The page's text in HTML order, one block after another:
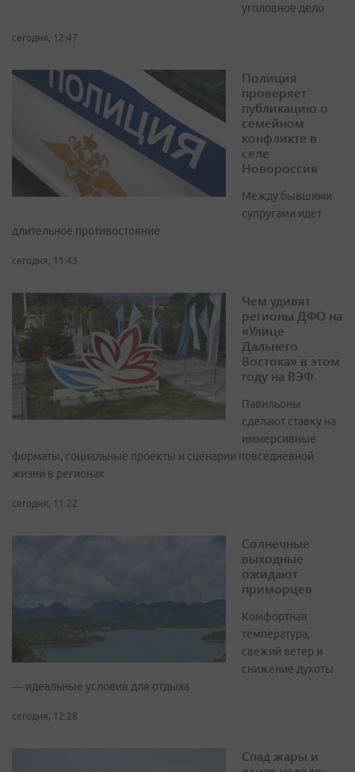
уголовное дело
сегодня, 12:47
Полиция
проверяет
публикацию о
семейном
конфликте в
селе
Новороссия
Между бывшими
супругами идет
длительное противостояние
сегодня, 11:43
Чем удивят
регионы ДФО на
«Улице
Дальнего
Востока» в этом
году на ВЭФ
Павильоны
сделают ставку на
иммерсивные
форматы, социальные проекты и сценарии повседневной
жизни в регионах
сегодня, 11:22
Солнечные
выходные
ожидают
приморцев
Комфортная
температура,
свежий ветер и
снижение духоты
— идеальные условия для отдыха
сегодня, 12:28
Спад жары и